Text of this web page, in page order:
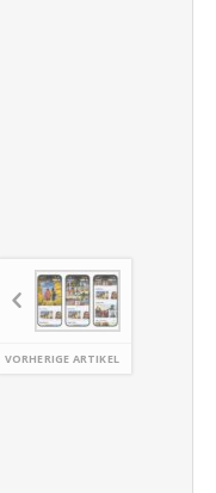
VORHERIGE ARTIKEL